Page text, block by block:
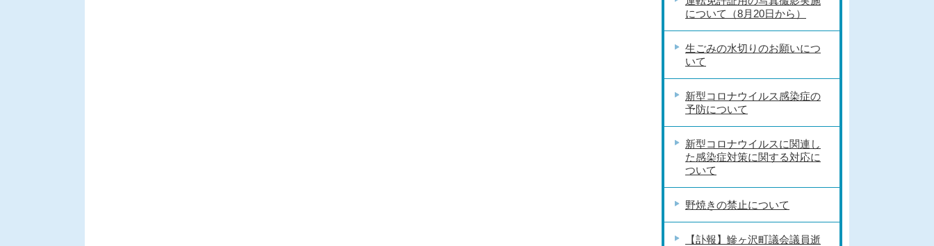
について（8月20日から）
生ごみの水切りのお願いにつ
いて
新型コロナウイルス感染症の
予防について
新型コロナウイルスに関連し
た感染症対策に関する対応に
ついて
野焼きの禁止について
【訃報】鰺ヶ沢町議会議員逝